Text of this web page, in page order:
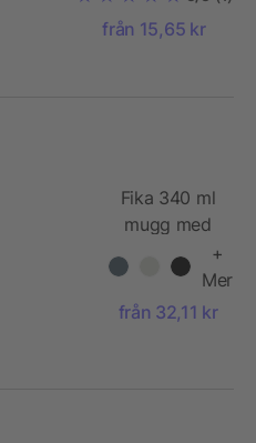
från 15,65 kr
Fika 340 ml
mugg med
bambugrepp
+
Mer
från 32,11 kr